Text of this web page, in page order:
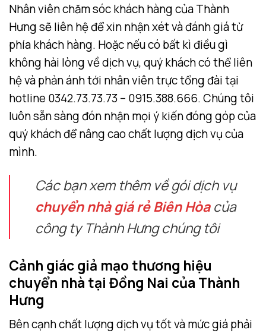
Nhân viên chăm sóc khách hàng của Thành
Hưng sẽ liên hệ để xin nhận xét và đánh giá từ
phía khách hàng. Hoặc nếu có bất kì điều gì
không hài lòng về dịch vụ, quý khách có thể liên
hệ và phản ánh tới nhân viên trực tổng đài tại
hotline 0342.73.73.73 – 0915.388.666. Chúng tôi
luôn sẵn sàng đón nhận mọi ý kiến đóng góp của
quý khách để nâng cao chất lượng dịch vụ của
mình.
Các bạn xem thêm về gói dịch vụ
chuyển nhà giá rẻ Biên Hòacủa
công ty Thành Hưng chúng tôi
Cảnh giác giả mạo thương hiệu
chuyển nhà tại Đồng Nai của Thành
Hưng
Bên cạnh chất lượng dịch vụ tốt và mức giá phải